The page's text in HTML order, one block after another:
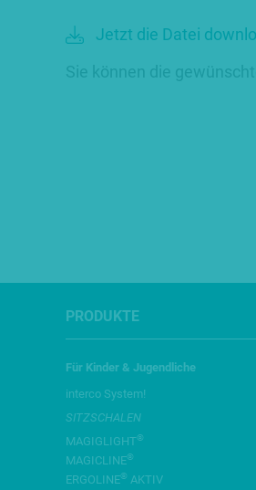
Jetzt die Datei
Sie können die
PRODUKTE
Für Kinder & Jugendliche
interco System!
SITZSCHALEN
MAGIGLIGHT®
MAGICLINE®
ERGOLINE® AKTIV